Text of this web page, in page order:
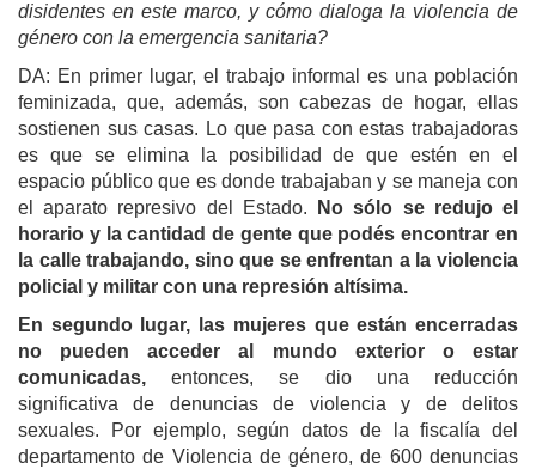
disidentes en este marco, y cómo dialoga la violencia de
género con la emergencia sanitaria?
DA: En primer lugar, el trabajo informal es una población
feminizada, que, además, son cabezas de hogar, ellas
sostienen sus casas. Lo que pasa con estas trabajadoras
es que se elimina la posibilidad de que estén en el
espacio público que es donde trabajaban y se maneja con
el aparato represivo del Estado. No sólo se redujo el
horario y la cantidad de gente que podés encontrar en
la calle trabajando, sino que se enfrentan a la violencia
policial y militar con una represión altísima.
En segundo lugar, las mujeres que están encerradas
no pueden acceder al mundo exterior o estar
comunicadas, entonces, se dio una reducción
significativa de denuncias de violencia y de delitos
sexuales. Por ejemplo, según datos de la fiscalía del
departamento de Violencia de género, de 600 denuncias